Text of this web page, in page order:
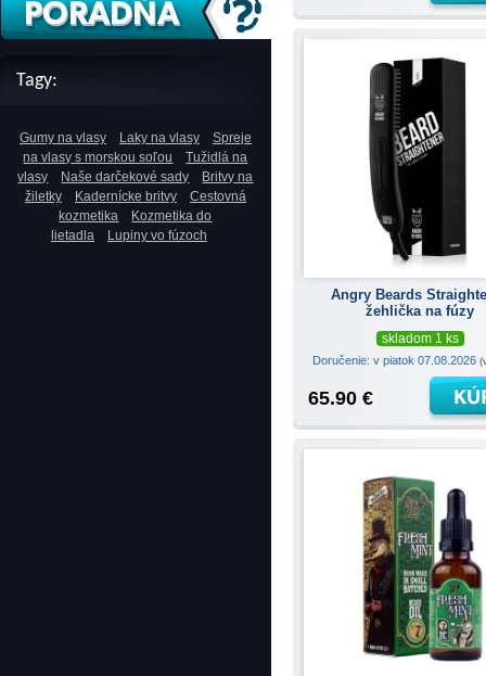
Tagy:
Gumy na vlasy Laky na vlasy
Spreje
na vlasy s morskou soľou
Tužidlá na
vlasy
Naše darčekové sady
Britvy na
žiletky
Kadernícke britvy
Cestovná
kozmetika
Kozmetika do
lietadla
Lupiny vo fúzoch
Angry Beards
žehlička na fúzy
skladom 1 ks
Doručenie: v piatok 07.08.2026
65.90 €